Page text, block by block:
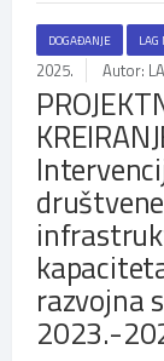
DOGAĐANJE LAG
2025.
Autor:
razvojna
2023.-